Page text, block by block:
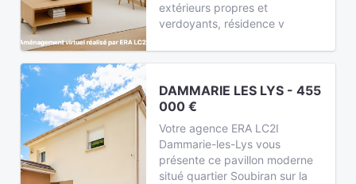
extérieurs propres et
verdoyants, résidence v
DAMMARIE LES LYS - 455
000 €
Votre agence ERA LC2I
Dammarie-les-Lys vous
présente ce pavillon moderne
situé quartier Soubiran sur la